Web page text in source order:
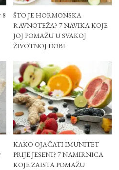
8
ŠTO JE HORMONSKA
RAVNOTEŽA? 7 NAVIKA KOJE
JOJ POMAŽU U SVAKOJ
ŽIVOTNOJ DOBI
KAKO OJAČATI IMUNITET
PRIJE JESENI? 7 NAMIRNICA
KOJE ZAISTA POMAŽU